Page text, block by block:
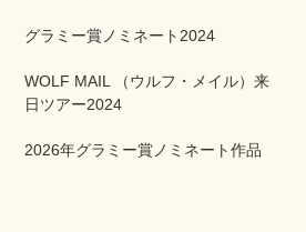
グラミー賞ノミネート2024
WOLF MAIL （ウルフ・メイル）来
日ツアー2024
2026年グラミー賞ノミネート作品